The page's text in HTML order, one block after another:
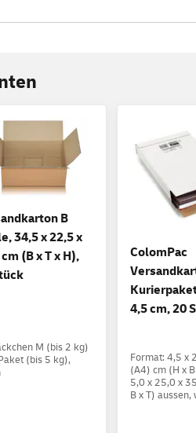
B
34,5 x 22,5 x
(B x T x H),
M (bis 2 kg)
(bis 5 kg),
ColomPac
4,5 cm, 20
Format: 4,5 x
(A4) cm (H x
5,0 x 25,0 x
B x T) aussen,